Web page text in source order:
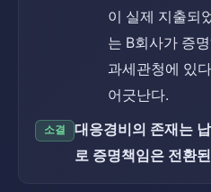
이 실제 지출되
는 B회사가 증
과세관청에 있
어긋난다.
소결
대응경비의 존재는
로 증명책임은 전환